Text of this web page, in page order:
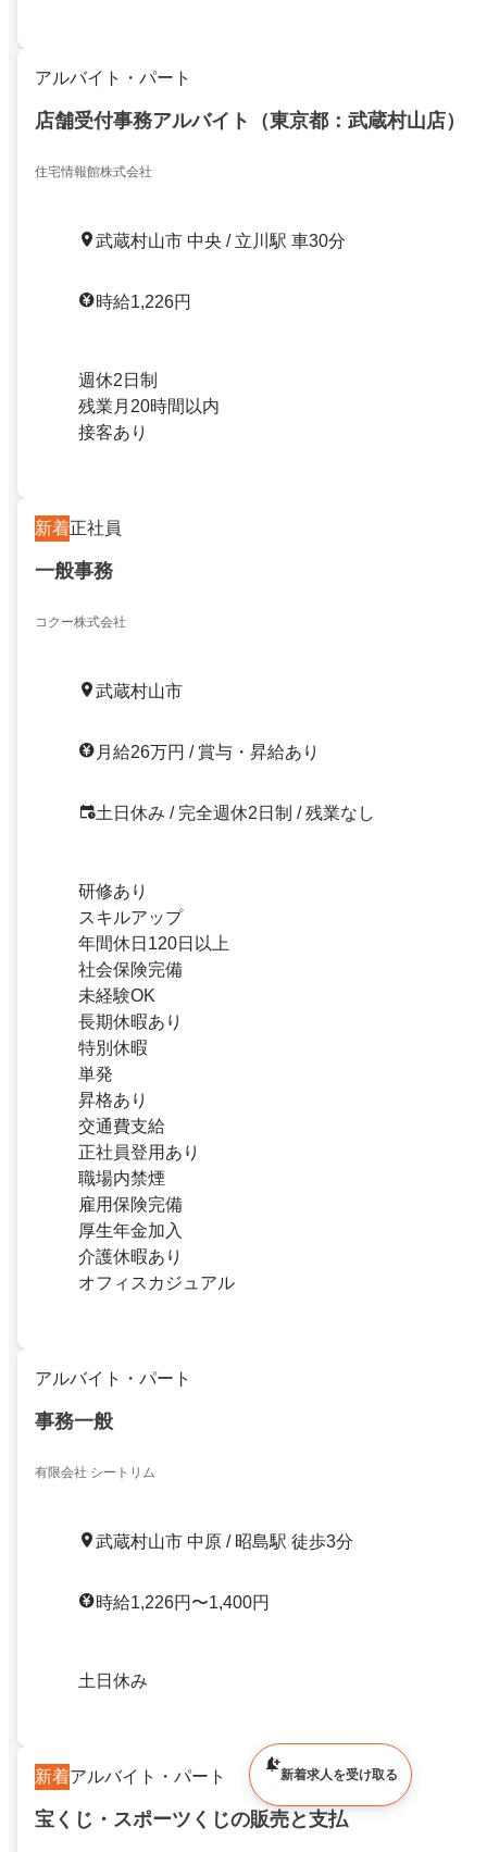
アルバイト・パート
店舗受付事務アルバイト（東京都：武蔵村山店）
住宅情報館株式会社
武蔵村山市 中央 / 立川駅 車30分
時給1,226円
週休2日制
残業月20時間以内
接客あり
新着正社員
一般事務
コクー株式会社
武蔵村山市
月給26万円 / 賞与・昇給あり
土日休み / 完全週休2日制 / 残業なし
研修あり
スキルアップ
年間休日120日以上
社会保険完備
未経験OK
長期休暇あり
特別休暇
単発
昇格あり
交通費支給
正社員登用あり
職場内禁煙
雇用保険完備
厚生年金加入
介護休暇あり
オフィスカジュアル
アルバイト・パート
事務一般
有限会社 シートリム
武蔵村山市 中原 / 昭島駅 徒歩3分
時給1,226円〜1,400円
土日休み
新着アルバイト・パート
宝くじ・スポーツくじの販売と支払
新着求人を受け取る